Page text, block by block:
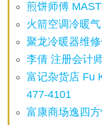
煎饼师傅
火箭空调冷暖
聚龙冷暖器维
李倩 注册会计
富记杂货店 Fu
477-4101
富康商场逸四